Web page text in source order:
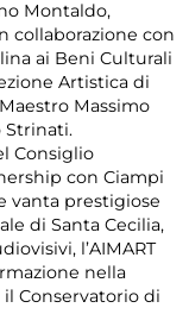
Montaldo,
collaborazione con
ai Beni Culturali
Artistica di
Massimo
Strinati.
Consiglio
con Ciampi
vanta prestigiose
di Santa Cecilia,
l’AIMART
nella
Conservatorio di